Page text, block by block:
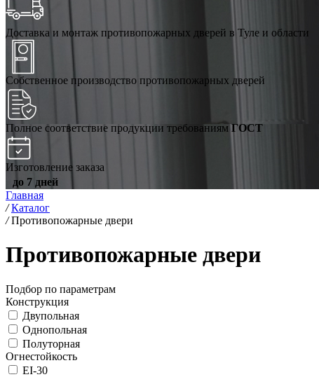
Доставка и монтаж противопожарных дверей в Туле и области
Собственное производство противопожарных дверей
Полное соответствие продукции требованиямГОСТ
Изготовление заказа
до 7 дней
Главная
/ Каталог
/ Противопожарные двери
Противопожарные двери
Подбор по параметрам
Конструкция
Двупольная
Однопольная
Полуторная
Огнестойкость
EI-30